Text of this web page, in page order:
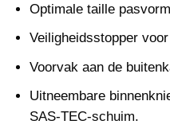
Optimale taille
Veiligheidsstopper
Voorvak aan de
Uitneembare
SAS-TEC-schuim.